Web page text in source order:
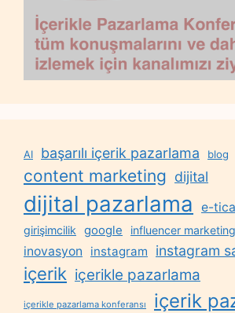
AI başarılı içerik pazarlama blog
content marketing dijital
dijital pazarlama e-
girişimcilik google influencer marketing
inovasyon instagram instagram
içerik içerikle pazarlama
içerikle pazarlama konferansı içerik